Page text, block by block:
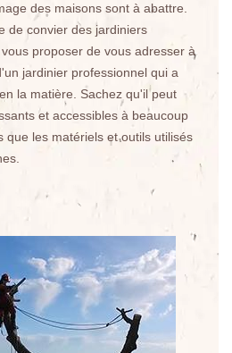
des maisons sont à abattre.
de convier des jardiniers
proposer de vous adresser à
jardinier professionnel qui a
la matière. Sachez qu'il peut
et accessibles à beaucoup
que les matériels et outils utilisés